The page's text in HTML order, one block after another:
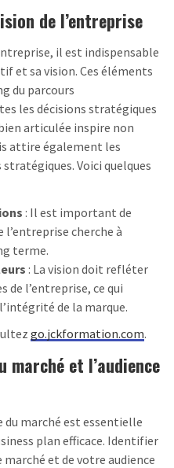
de l’entreprise
il est indispensable
et sa vision. Ces éléments
du parcours
les décisions stratégiques
articulée inspire non
attire également les
Voici quelques
: Il est important de
l’entreprise cherche à
terme.
: La vision doit refléter
de l’entreprise, ce qui
de la marque.
go.jckformation.com.
et l’audience
marché est essentielle
plan efficace. Identifier
et de votre audience